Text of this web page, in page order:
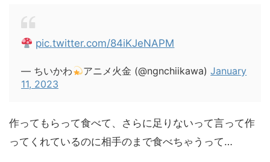
pic.twitter.com/84iKJeNAPM
— ちいかわ アニメ火金 (@ngnchiikawa)January
11, 2023
作ってもらって食べて、さらに足りないって言って作
ってくれているのに相手のまで食べちゃうって…